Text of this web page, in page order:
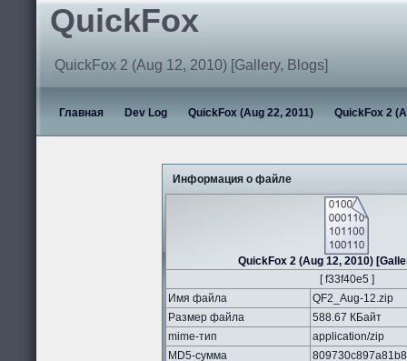
QuickFox
QuickFox 2 (Aug 12, 2010) [Gallery, Blogs]
Главная Dev Log QuickFox (Aug 22, 2011) QuickFox 2
Информация о файле
QuickFox 2 (Aug 12, 2010)
[ f33f40e5 ]
Имя файла
QF2_Aug-12.zip
Размер файла
588.67 КБайт
mime-тип
application/zip
MD5-сумма